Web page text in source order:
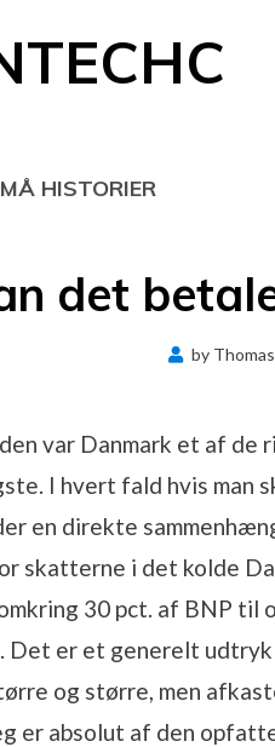
HISTORIER
det
by Thomas
var Danmark et af
I hvert fald hvis man
en direkte
skatterne i det kolde
30 pct. af BNP til
Det er et generelt
og større, men
er absolut af den